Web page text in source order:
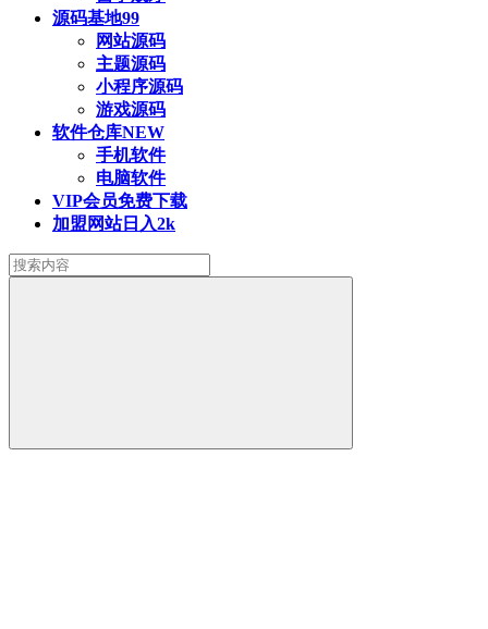
源码基地99
网站源码
主题源码
小程序源码
游戏源码
软件仓库NEW
手机软件
电脑软件
VIP会员免费下载
加盟网站日入2k